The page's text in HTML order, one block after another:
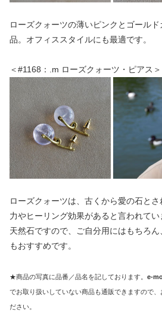
ローズクォーツの薄いピンクとゴール
品。オフィススタイルにも最適です。
＜#1168：.m ローズクォーツ・ピアス＞
ローズクォーツは、古くから愛の石と
力やヒーリング効果があると言われて
天然石ですので、ご自分用にはもちろ
もおすすめです。
★商品の写真に品番／品名を記しております。 e-
でお取り扱いしていない商品も通販できますので、
ださい。